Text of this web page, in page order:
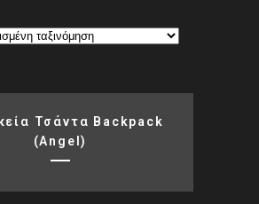
Τσάντα Backpack
(Angel)